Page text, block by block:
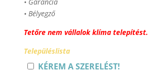
• Bélyegző
Tetőre nem vállalok klíma telepítést.
Településlista
KÉREM A SZERELÉST!